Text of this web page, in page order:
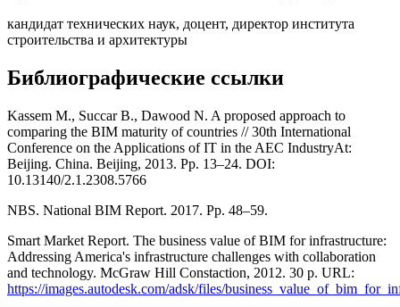
кандидат технических наук, доцент, директор института
строительства и архитектуры
Библиографические ссылки
Kassem M., Succar B., Dawood N. A proposed approach to
comparing the BIM maturity of countries // 30th International
Conference on the Applications of IT in the AEC IndustryAt:
Beijing. China. Beijing, 2013. Pр. 13–24. DOI:
10.13140/2.1.2308.5766
NBS. National BIM Report. 2017. Pр. 48–59.
Smart Market Report. The business value of BIM for infrastructure:
Addressing America's infrastructure challenges with collaboration
and technology. McGraw Hill Constaction, 2012. 30 p. URL:
https://images.autodesk.com/adsk/files/